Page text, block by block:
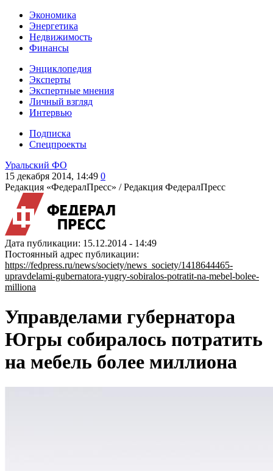
Экономика
Энергетика
Недвижимость
Финансы
Энциклопедия
Эксперты
Экспертные мнения
Личный взгляд
Интервью
Подписка
Спецпроекты
Уральский ФО
15 декабря 2014, 14:49 0
Редакция «ФедералПресс» /Редакция ФедералПресс
Дата публикации: 15.12.2014 - 14:49
Постоянный адрес публикации:
https://fedpress.ru/news/society/news_society/1418644465-
upravdelami-gubernatora-yugry-sobiralos-potratit-na-mebel-bolee-
milliona
Управделами губернатора
Югры собиралось потратить
на мебель более миллиона